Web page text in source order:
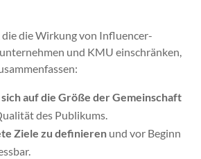
die die Wirkung von Influencer-
und KMU einschränken,
auf die Größe der Gemeinschaft
des Publikums.
Ziele zu definieren und vor Beginn